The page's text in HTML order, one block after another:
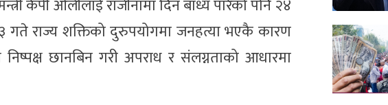
केपी ओलीलाई राजीनामा दिन बाध्य पारेको पनि २४
गते राज्य शक्तिको दुरुपयोगमा जनहत्या भएकै कारण
छानबिन गरी अपराध र संलग्नताको आधारमा